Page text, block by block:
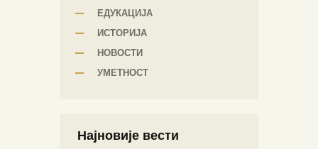
ЕДУКАЦИЈА
ИСТОРИЈА
НОВОСТИ
УМЕТНОСТ
Најновије вести